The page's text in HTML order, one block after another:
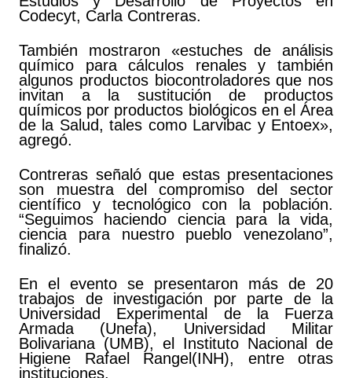
Codecyt, Carla Contreras.
También mostraron «estuches de análisis
químico para cálculos renales y también
algunos productos biocontroladores que nos
invitan a la sustitución de productos
químicos por productos biológicos en el Área
de la Salud, tales como Larvibac y Entoex»,
agregó.
Contreras señaló que estas presentaciones
son muestra del compromiso del sector
científico y tecnológico con la población.
“Seguimos haciendo ciencia para la vida,
ciencia para nuestro pueblo venezolano”,
finalizó.
En el evento se presentaron más de 20
trabajos de investigación por parte de la
Universidad Experimental de la Fuerza
Armada (Unefa), Universidad Militar
Bolivariana (UMB), el Instituto Nacional de
Higiene Rafael Rangel(INH), entre otras
instituciones.